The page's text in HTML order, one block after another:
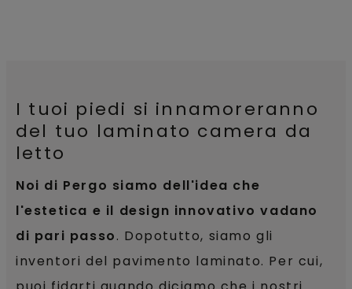
I tuoi piedi si innamoreranno
del tuo laminato camera da
letto
Noi di Pergo siamo dell'idea che
l'estetica e il design innovativo vadano
di pari passo. Dopotutto, siamo gli
inventori del pavimento laminato. Per cui,